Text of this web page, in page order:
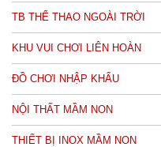
TB THỂ THAO NGOÀI TRỜI
KHU VUI CHƠI LIÊN HOÀN
ĐỒ CHƠI NHẬP KHẨU
NỘI THẤT MẦM NON
THIẾT BỊ INOX MẦM NON